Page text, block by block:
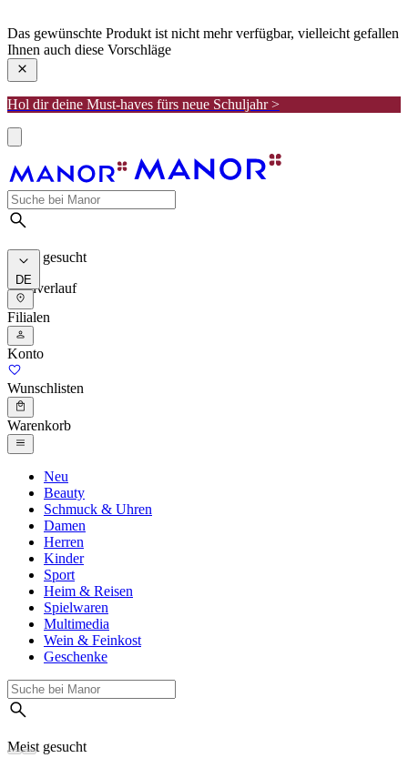
Das gewünschte Produkt ist nicht mehr verfügbar, vielleicht gefallen
Ihnen auch diese Vorschläge
Hol dir deine Must-haves fürs neue Schuljahr >
Meist gesucht
Suchverlauf
DE
Filialen
Konto
Wunschlisten
Warenkorb
Neu
Beauty
Schmuck & Uhren
Damen
Herren
Kinder
Sport
Heim & Reisen
Spielwaren
Multimedia
Wein & Feinkost
Geschenke
Meist gesucht